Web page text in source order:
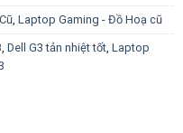
, Laptop Gaming - Đồ Hoạ cũ
, Dell G3 tản nhiệt tốt, Laptop